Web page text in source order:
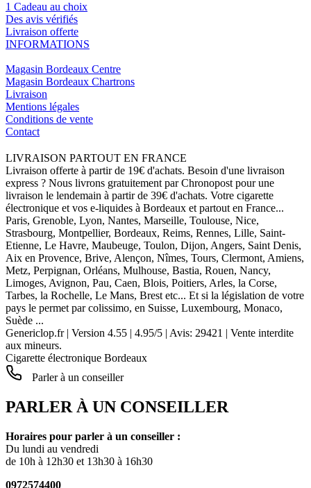
1 Cadeau au choix
Des avis vérifiés
Livraison offerte
INFORMATIONS
Magasin Bordeaux Centre
Magasin Bordeaux Chartrons
Livraison
Mentions légales
Conditions de vente
Contact
LIVRAISON PARTOUT EN FRANCE
Livraison offerte à partir de 19€ d'achats. Besoin d'une livraison
express ? Nous livrons gratuitement par Chronopost pour une
livraison le lendemain à partir de 39€ d'achats. Votre cigarette
électronique et vos e-liquides à Bordeaux et partout en France...
Paris, Grenoble, Lyon, Nantes, Marseille, Toulouse, Nice,
Strasbourg, Montpellier, Bordeaux, Reims, Rennes, Lille, Saint-
Etienne, Le Havre, Maubeuge, Toulon, Dijon, Angers, Saint Denis,
Aix en Provence, Brive, Alençon, Nîmes, Tours, Clermont, Amiens,
Metz, Perpignan, Orléans, Mulhouse, Bastia, Rouen, Nancy,
Limoges, Avignon, Pau, Caen, Blois, Poitiers, Arles, la Corse,
Tarbes, la Rochelle, Le Mans, Brest etc... Et si la législation de votre
pays le permet par colissimo, en Suisse, Luxembourg, Monaco,
Suède ...
Genericlop.fr| Version 4.55 | 4.95/5 | Avis: 29421 | Vente interdite
aux mineurs.
Cigarette électronique Bordeaux
Parler à un conseiller
PARLER À UN CONSEILLER
Horaires pour parler à un conseiller :
Du lundi au vendredi
de 10h à 12h30 et 13h30 à 16h30
0972574400